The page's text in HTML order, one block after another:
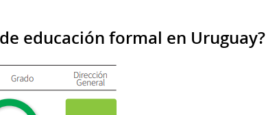
educación formal en Uruguay?